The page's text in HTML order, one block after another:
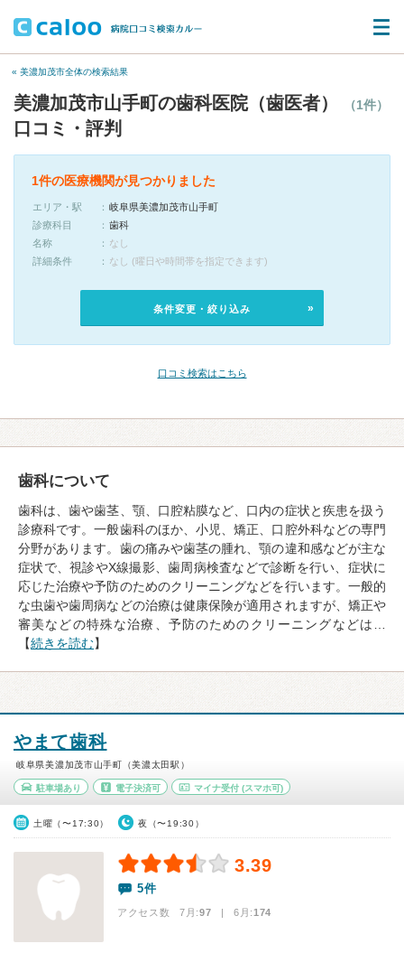
« 美濃加茂市全体の検索結果
美濃加茂市山手町の歯科医院（歯医者） （1件）
口コミ・評判
1件の医療機関が見つかりました
エリア・駅
岐阜県美濃加茂市山手町
診療科目
歯科
名称
なし
詳細条件
なし (曜日や時間帯を指定できます)
条件変更・絞り込み
口コミ検索はこちら
歯科について
歯科は、歯や歯茎、顎、口腔粘膜など、口内の症状と疾患を扱う
診療科です。一般歯科のほか、小児、矯正、口腔外科などの専門
分野があります。歯の痛みや歯茎の腫れ、顎の違和感などが主な
症状で、視診やX線撮影、歯周病検査などで診断を行い、症状に
応じた治療や予防のためのクリーニングなどを行います。一般的
な虫歯や歯周病などの治療は健康保険が適用されますが、矯正や
審美などの特殊な治療、予防のためのクリーニングなどは…
【続きを読む】
やまて歯科
岐阜県美濃加茂市山手町（美濃太田駅）
駐車場あり 電子決済可 マイナ受付 (スマホ可)
土曜（〜17:30） 夜（〜19:30）
3.39
5件
アクセス数 7月:97 | 6月:174